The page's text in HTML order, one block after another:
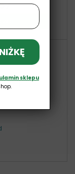
Pięć
sklepu